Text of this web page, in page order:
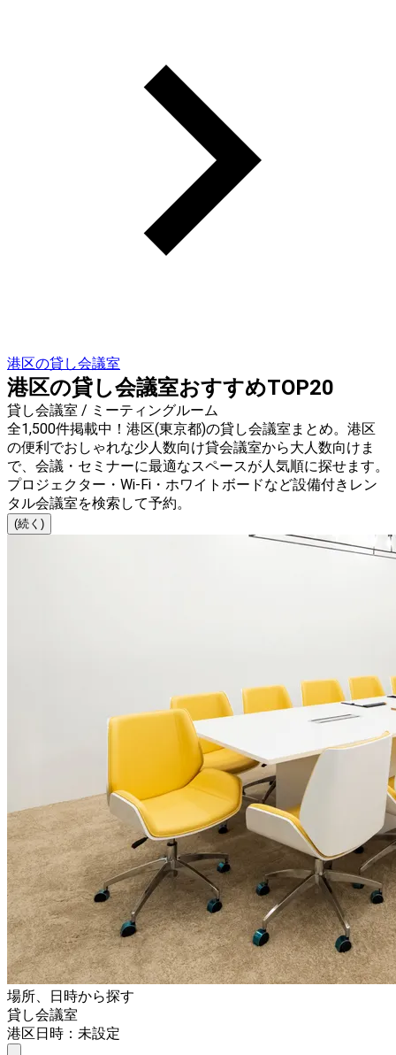
港区の貸し会議室
港区の貸し会議室おすすめTOP20
貸し会議室 / ミーティングルーム
全1,500件掲載中！港区(東京都)の貸し会議室まとめ。港区
の便利でおしゃれな少人数向け貸会議室から大人数向けま
で、会議・セミナーに最適なスペースが人気順に探せます。
プロジェクター・Wi-Fi・ホワイトボードなど設備付きレン
タル会議室を検索して予約。
(続く)
場所、日時から探す
貸し会議室
港区日時：未設定